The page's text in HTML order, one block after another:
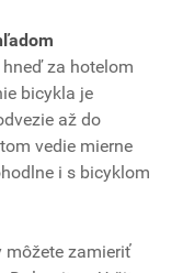
za hotelom
bicykla je
až do
vedie mierne
i s bicyklom
zamieriť